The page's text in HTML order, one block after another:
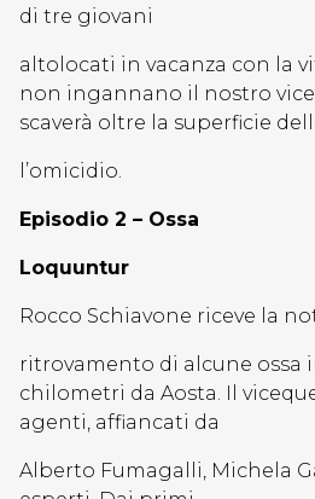
di tre giovani
altolocati in vacanza con la
non ingannano il nostro
scaverà oltre la superficie
l’omicidio.
Episodio 2 – Ossa
Loquuntur
Rocco Schiavone riceve la
ritrovamento di alcune ossa
chilometri da Aosta. Il
agenti, affiancati da
Alberto Fumagalli, Michela